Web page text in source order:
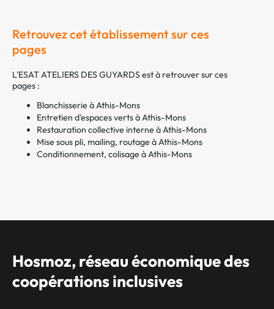
Retrouvez cet établissement sur ces
pages
L'ESAT ATELIERS DES GUYARDS est à retrouver sur ces
pages :
Blanchisserie à Athis-Mons
Entretien d'espaces verts à Athis-Mons
Restauration collective interne à Athis-Mons
Mise sous pli, mailing, routage à Athis-Mons
Conditionnement, colisage à Athis-Mons
Hosmoz, réseau économique des
coopérations inclusives